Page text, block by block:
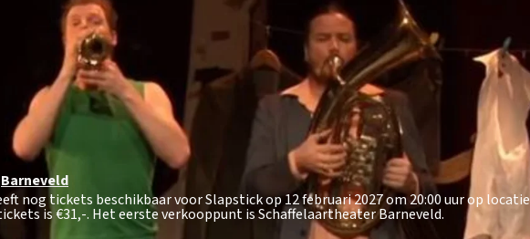
Barneveld
nog tickets beschikbaar voor Slapstick op 12 februari 2027 om 20:00 uur op locatie
is€31,-. Het eerste verkooppunt is Schaffelaartheater Barneveld.